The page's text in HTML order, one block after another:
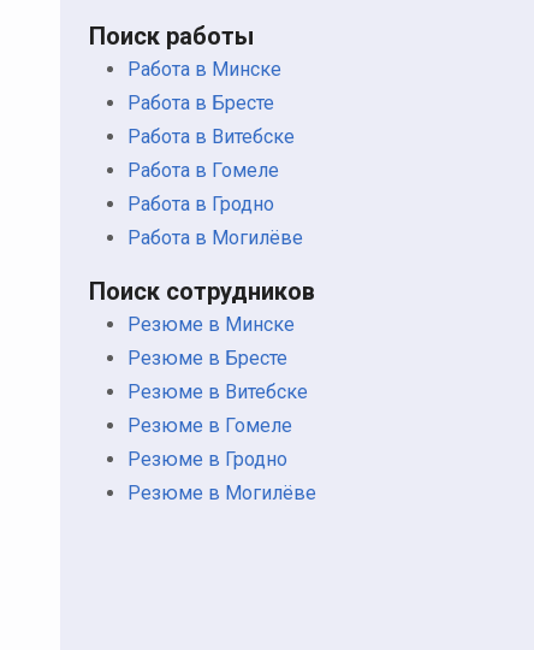
Поиск работы
Работа в Минске
Работа в Бресте
Работа в Витебске
Работа в Гомеле
Работа в Гродно
Работа в Могилёве
Поиск сотрудников
Резюме в Минске
Резюме в Бресте
Резюме в Витебске
Резюме в Гомеле
Резюме в Гродно
Резюме в Могилёве